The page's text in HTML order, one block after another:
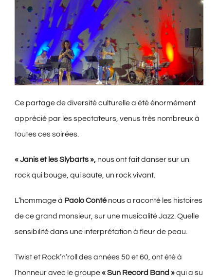
Ce partage de diversité culturelle a été énormément
apprécié par les spectateurs, venus très nombreux à
toutes ces soirées.
« Janis et les Slybarts »,nous ont fait danser sur un
rock qui bouge, qui saute, un rock vivant.
L’hommage à Paolo Conténous a raconté les histoires
de ce grand monsieur, sur une musicalité Jazz. Quelle
sensibilité dans une interprétation à fleur de peau.
Twist et Rock’n’roll des années 50 et 60, ont été à
l’honneur avec le groupe« Sun Record Band »qui a su